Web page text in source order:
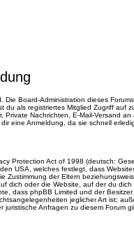
Board-Administration dieses
du als registriertes Mitglied Zugriff auf
Private Nachrichten, E-Mail-Versand
eine Anmeldung, da sie schnell
Protection Act of 1998 (deutsch:
USA, welches festlegt, dass
Zustimmung der Eltern
dich oder die Website, auf der du
dass phpBB Limited und der
jeglicher Art ist;
juristische Anfragen zu diesem Forum